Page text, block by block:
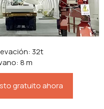
32t
8 m
gratuito ahora